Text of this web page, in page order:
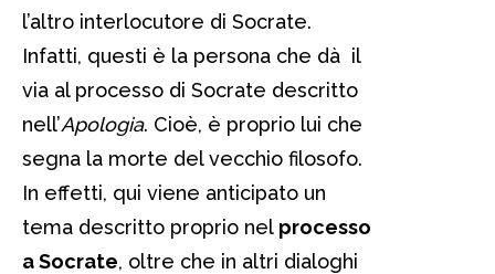
l’altro interlocutore di Socrate.
Infatti, questi è la persona che dà il
via al processo di Socrate descritto
nell’Apologia. Cioè, è proprio lui che
segna la morte del vecchio filosofo.
In effetti, qui viene anticipato un
tema descritto proprio nel processo
a Socrate, oltre che in altri dialoghi